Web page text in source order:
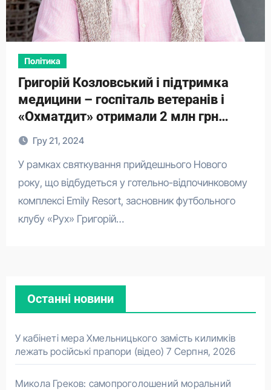
Політика
Григорій Козловський і підтримка
медицини – госпіталь ветеранів і
«Охматдит» отримали 2 млн грн
допомоги
Гру 21, 2024
У рамках святкування прийдешнього Нового
року, що відбудеться у готельно-відпочинковому
комплексі Emily Resort, засновник футбольного
клубу «Рух» Григорій…
Останні новини
У кабінеті мера Хмельницького замість килимків
лежать російські прапори (відео) 7 Серпня, 2026
Микола Греков: самопроголошений моральний